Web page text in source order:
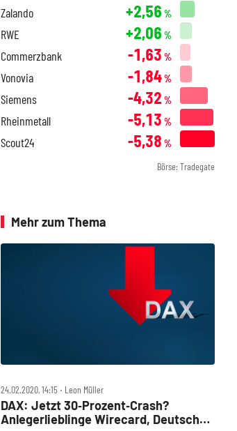
Zalando +2,56 %
RWE +2,06 %
Commerzbank -1,63 %
Vonovia -1,84%
Siemens -4,32 %
Rheinmetall -5,13 %
Scout24 -5,38 %
Börse: Tradegate
Mehr zum Thema
24.02.2020, 14:15 ‧ Leon Müller
DAX: Jetzt 30‑Prozent‑Crash?
Anlegerlieblinge Wirecard, Deutsche